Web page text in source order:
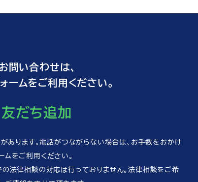
問い合わせは、
ームをご利用ください。
友だち追加
あります。電話がつながらない場合は、お手数をおかけ
をご利用ください。
法律相談の対応は行っておりません。法律相談をご希